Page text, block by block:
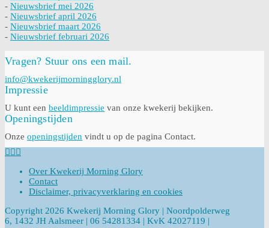
- Nieuwsbrief mei 2026
- Nieuwsbrief april 2026
- Nieuwsbrief maart 2026
- Nieuwsbrief februari 2026
Vragen? Stuur ons een mail.
info@kwekerijmorningglory.nl
Impressie
U kunt een beeldimpressie van onze kwekerij bekijken.
Openingstijden
Onze openingstijden vindt u op de pagina Contact.
Over Kwekerij Morning Glory
Contact
Disclaimer, privacyverklaring en cookies
Copyright 2026 Kwekerij Morning Glory | Noordpolderweg
6, 1432 JH Aalsmeer | 06 54281334 | KvK 42027119 |